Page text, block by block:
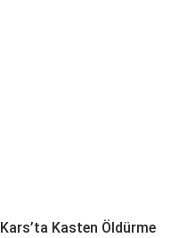
Kars’ta Kasten Öldürme